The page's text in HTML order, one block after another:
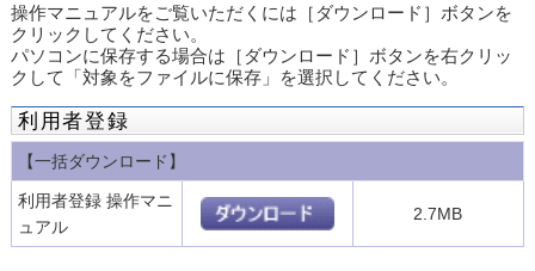
操作マニュアルをご覧いただくには［ダウンロード］ボタンを
クリックしてください。
パソコンに保存する場合は［ダウンロード］ボタンを右クリッ
クして「対象をファイルに保存」を選択してください。
利用者登録
【一括ダウンロード】
利用者登録 操作マニ
ュアル
2.7MB